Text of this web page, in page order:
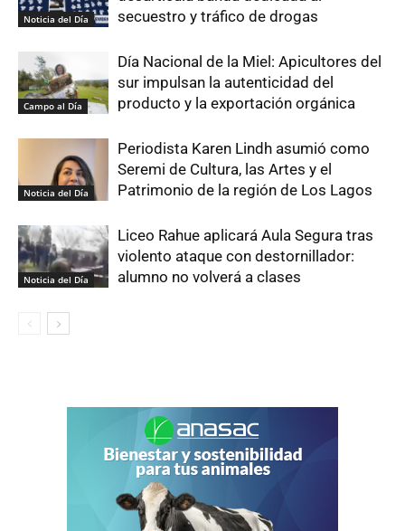
Noticia del Día
secuestro y tráfico de drogas
Campo al Día
Día Nacional de la Miel: Apicultores del
sur impulsan la autenticidad del
producto y la exportación orgánica
Noticia del Día
Periodista Karen Lindh asumió como
Seremi de Cultura, las Artes y el
Patrimonio de la región de Los Lagos
Noticia del Día
Liceo Rahue aplicará Aula Segura tras
violento ataque con destornillador:
alumno no volverá a clases